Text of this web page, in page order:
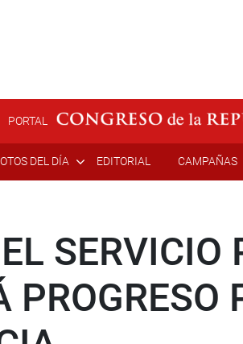
PORTAL
DEL DÍA EDITORIAL CAMPAÑAS